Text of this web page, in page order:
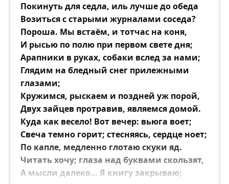
Покинуть для седла, иль лучше до обеда
Возиться с старыми журналами соседа?
Пороша. Мы встаём, и тотчас на коня,
И рысью по полю при первом свете дня;
Арапники в руках, собаки вслед за нами;
Глядим на бледный снег прилежными
глазами;
Кружимся, рыскаем и поздней уж порой,
Двух зайцев протравив, являемся домой.
Куда как весело! Вот вечер: вьюга воет;
Свеча темно горит; стесняясь, сердце ноет;
По капле, медленно глотаю скуки яд.
Читать хочу; глаза над буквами скользят,
А мысли далеко… Я книгу закрываю;